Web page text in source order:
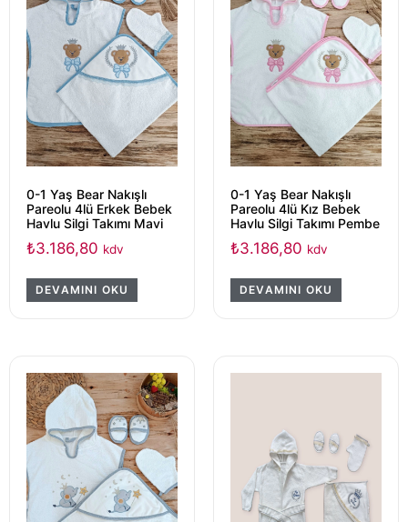
0-1 Yaş Bear Nakışlı
Pareolu 4lü Erkek Bebek
Havlu Silgi Takımı Mavi
₺3.186,80 kdv
DEVAMINI OKU
0-1 Yaş Bear Nakışlı
Pareolu 4lü Kız Bebek
Havlu Silgi Takımı Pembe
₺3.186,80 kdv
DEVAMINI OKU